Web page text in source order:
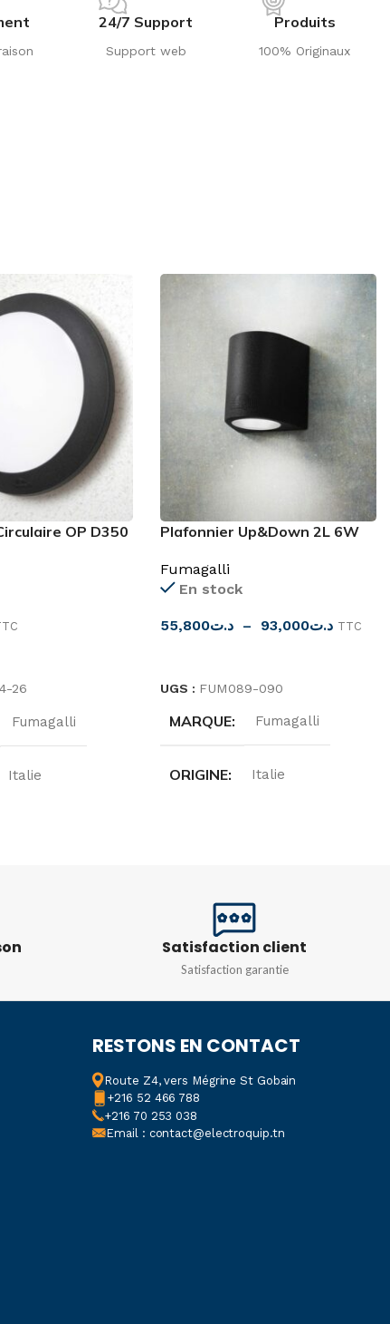
24/7 Support
Support web
Produits
100% Originaux
OP D350
26
Fumagalli
Italie
Plafonnier Up&Down 2L 6W
Fumagalli
En stock
د.ت55,800 – د.ت93,000 TTC
UGS : FUM089-090
MARQUE Fumagalli
ORIGINE Italie
DIMENSIONS
164x145x192mm
MATIÈRE Résine PMMA
COULEUR Blanc
Satisfaction client
Satisfaction garantie
RESTONS EN CONTACT
Route Z4, vers Mégrine St Gobain
+216 52 466 788
+216 70 253 038
Email : contact@electroquip.tn